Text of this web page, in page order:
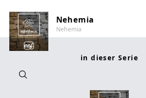
Nehemia
Nehemia
in dieser Serie